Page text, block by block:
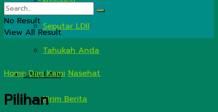
Seputar LDII
Tahukah Anda
LAIN LAIN
Kirim Berita
No Result
View All Result
Home Dari Kami Nasehat
Pilihan